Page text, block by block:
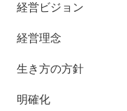
経営ビジョン
経営理念
生き方の方針
明確化